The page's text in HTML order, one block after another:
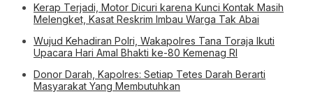
Kerap Terjadi, Motor Dicuri karena Kunci Kontak Masih
Melengket, Kasat Reskrim Imbau Warga Tak Abai
Wujud Kehadiran Polri, Wakapolres Tana Toraja Ikuti
Upacara Hari Amal Bhakti ke-80 Kemenag RI
Donor Darah, Kapolres: Setiap Tetes Darah Berarti
Masyarakat Yang Membutuhkan